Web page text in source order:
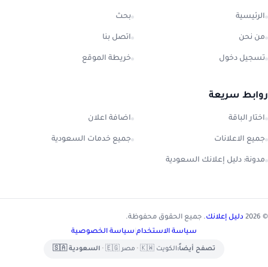
الرئيسية بحث
من نحن اتصل بنا
تسجيل دخول خريطة الموقع
روابط سريعة
اختار الباقة اضافة اعلان
جميع الاعلانات جميع خدمات السعودية
مدونة: دليل إعلانك السعودية
© 2026 دليل إعلانك. جميع الحقوق محفوظة.
سياسة الاستخدام سياسة الخصوصية
تصفح أيضاً:الكويت 🇰🇼 • مصر 🇪🇬 • السعودية 🇸🇦